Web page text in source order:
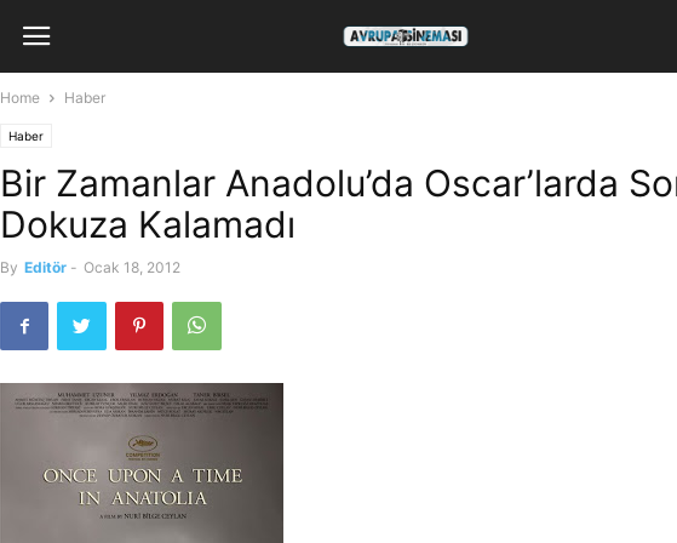
Home Haber
Haber
Bir Zamanlar Anadolu’da Oscar’larda
Dokuza Kalamadı
By Editör - Ocak 18, 2012